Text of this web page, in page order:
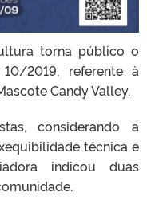
torna público o
2019, referente à
Candy Valley.
considerando a
técnica e
indicou duas